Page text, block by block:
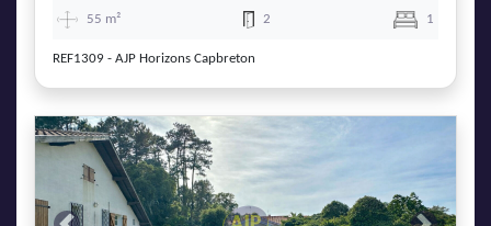
55 m² 2 1
REF1309 - AJP Horizons Capbreton